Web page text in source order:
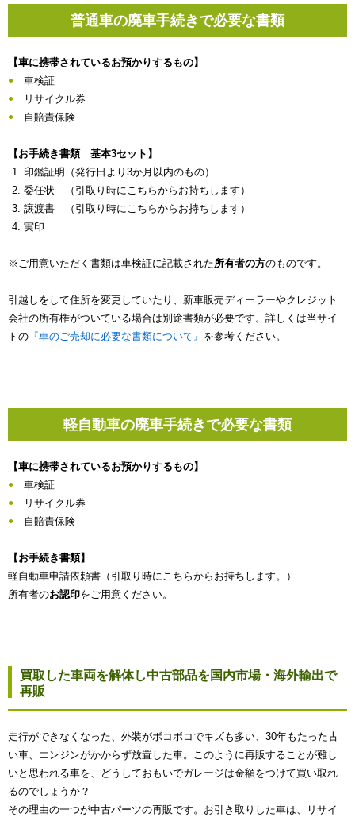
普通車の廃車手続きで必要な書類
【車に携帯されているお預かりするもの】
車検証
リサイクル券
自賠責保険
【お手続き書類 基本3セット】
印鑑証明（発行日より3か月以内のもの）
委任状 （引取り時にこちらからお持ちします）
譲渡書 （引取り時にこちらからお持ちします）
実印
※ご用意いただく書類は車検証に記載された所有者の方のものです。
引越しをして住所を変更していたり、新車販売ディーラーやクレジット
会社の所有権がついている場合は別途書類が必要です。詳しくは当サイ
トの 『車のご売却に必要な書類について』 を参考ください。
軽自動車の廃車手続きで必要な書類
【車に携帯されているお預かりするもの】
車検証
リサイクル券
自賠責保険
【お手続き書類】
軽自動車申請依頼書（引取り時にこちらからお持ちします。）
所有者のお認印をご用意ください。
買取した車両を解体し中古部品を国内市場・海外輸出で
再販
走行ができなくなった、外装がボコボコでキズも多い、30年もたった古
い車、エンジンがかからず放置した車。このように再販することが難し
いと思われる車を、どうしておもいでガレージは金額をつけて買い取れ
るのでしょうか？
その理由の一つが中古パーツの再販です。お引き取りした車は、リサイ